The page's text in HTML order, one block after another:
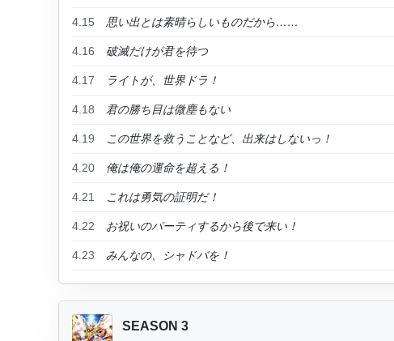
4.15 思い出とは素晴らしいものだから……
4.16 破滅だけが君を待つ
4.17 ライトが、世界ドラ！
4.18 君の勝ち目は微塵もない
4.19 この世界を救うことなど、出来はしないっ！
4.20 俺は俺の運命を超える！
4.21 これは勇気の証明だ！
4.22 お祝いのパーティするから後で来い！
4.23 みんなの、シャドバを！
SEASON 3